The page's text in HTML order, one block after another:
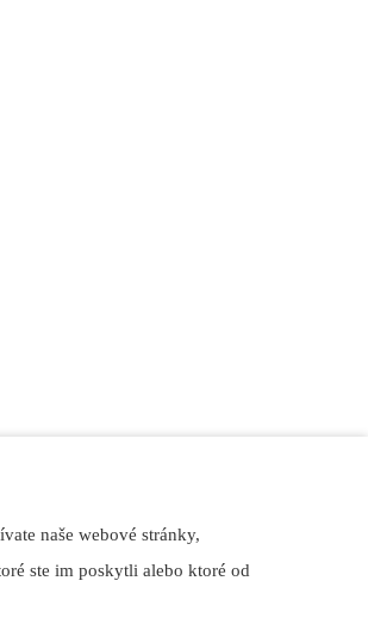
naše webové stránky,
ste im poskytli alebo ktoré od